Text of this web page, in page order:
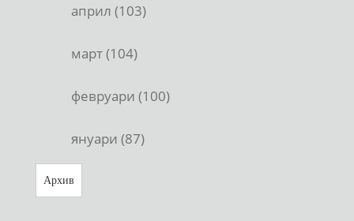
април (103)
март (104)
февруари (100)
януари (87)
Архив